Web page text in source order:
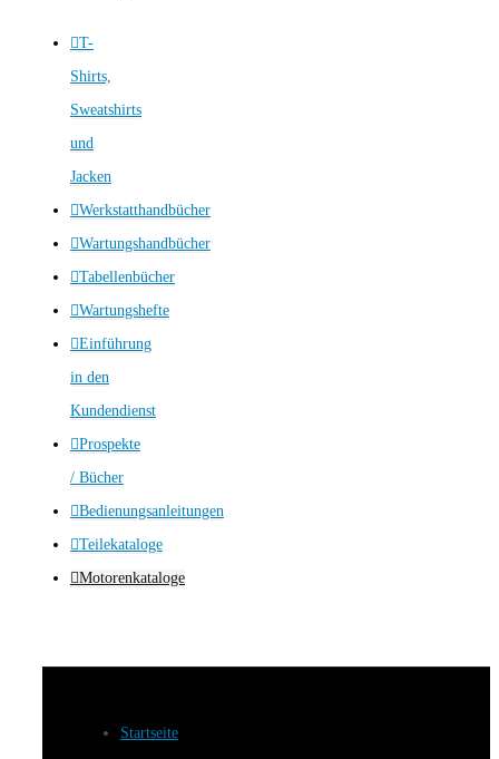
T-
Shirts,
Sweatshirts
und
Jacken
Werkstatthandbücher
Wartungshandbücher
Tabellenbücher
Wartungshefte
Einführung
in den
Kundendienst
Prospekte
/ Bücher
Bedienungsanleitungen
Teilekataloge
Motorenkataloge
Startseite